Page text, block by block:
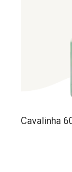
Cavalinha